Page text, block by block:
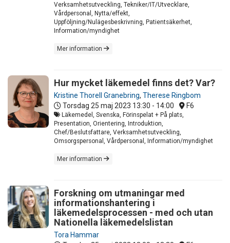
Verksamhetsutveckling, Tekniker/IT/Utvecklare,
Vårdpersonal, Nytta/effekt,
Uppföljning/Nulägesbeskrivning, Patientsäkerhet,
Information/myndighet
Mer information
Hur mycket läkemedel finns det? Var?
Kristine Thorell Granebring, Therese Ringbom
Torsdag 25 maj 2023 13:30 - 14:00 F6
Läkemedel, Svenska, Förinspelat + På plats,
Presentation, Orientering, Introduktion,
Chef/Beslutsfattare, Verksamhetsutveckling,
Omsorgspersonal, Vårdpersonal, Information/myndighet
Mer information
Forskning om utmaningar med
informationshantering i
läkemedelsprocessen - med och utan
Nationella läkemedelslistan
Tora Hammar